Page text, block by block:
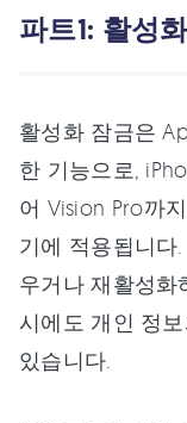
파트1: 활성
활성화 잠금은
한 기능으로,
어 Vision Pro까
기에 적용됩니다
우거나 재활성화
시에도 개인 정
있습니다.